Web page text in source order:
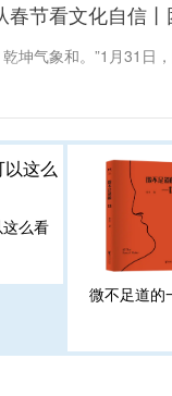
春节看文化自信
坤气象和。”1月31日
么看
微不足道的